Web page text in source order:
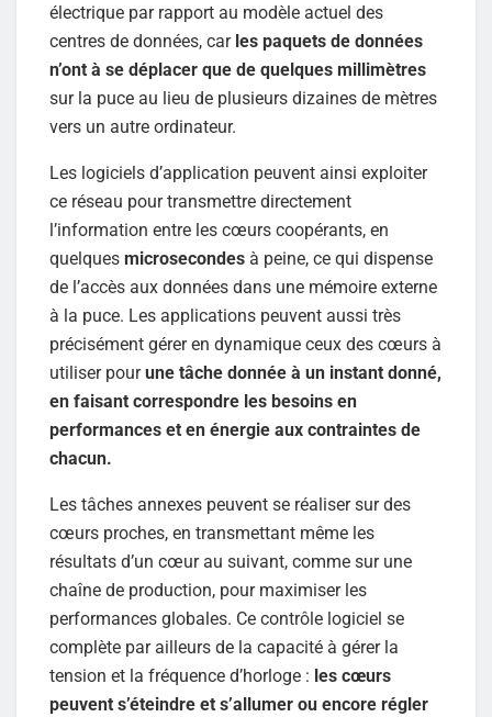
électrique par rapport au modèle actuel des
centres de données, car les paquets de données
n’ont à se déplacer que de quelques millimètres
sur la puce au lieu de plusieurs dizaines de mètres
vers un autre ordinateur.
Les logiciels d’application peuvent ainsi exploiter
ce réseau pour transmettre directement
l’information entre les cœurs coopérants, en
quelques microsecondes à peine, ce qui dispense
de l’accès aux données dans une mémoire externe
à la puce. Les applications peuvent aussi très
précisément gérer en dynamique ceux des cœurs à
utiliser pourune tâche donnée à un instant donné,
en faisant correspondre les besoins en
performances et en énergie aux contraintes de
chacun.
Les tâches annexes peuvent se réaliser sur des
cœurs proches, en transmettant même les
résultats d’un cœur au suivant, comme sur une
chaîne de production, pour maximiser les
performances globales. Ce contrôle logiciel se
complète par ailleurs de la capacité à gérer la
tension et la fréquence d’horloge : les cœurs
peuvent s’éteindre et s’allumer ou encore régler